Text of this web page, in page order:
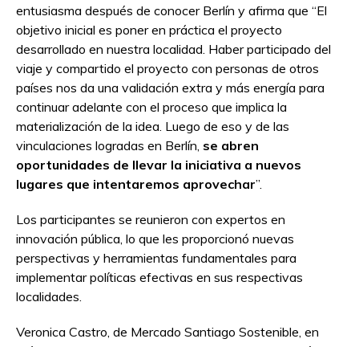
entusiasma después de conocer Berlín y afirma que “El
objetivo inicial es poner en práctica el proyecto
desarrollado en nuestra localidad. Haber participado del
viaje y compartido el proyecto con personas de otros
países nos da una validación extra y más energía para
continuar adelante con el proceso que implica la
materialización de la idea. Luego de eso y de las
vinculaciones logradas en Berlín, se abren
oportunidades de llevar la iniciativa a nuevos
lugares que intentaremos aprovechar”.
Los participantes se reunieron con expertos en
innovación pública, lo que les proporcionó nuevas
perspectivas y herramientas fundamentales para
implementar políticas efectivas en sus respectivas
localidades.
Veronica Castro, de Mercado Santiago Sostenible, en